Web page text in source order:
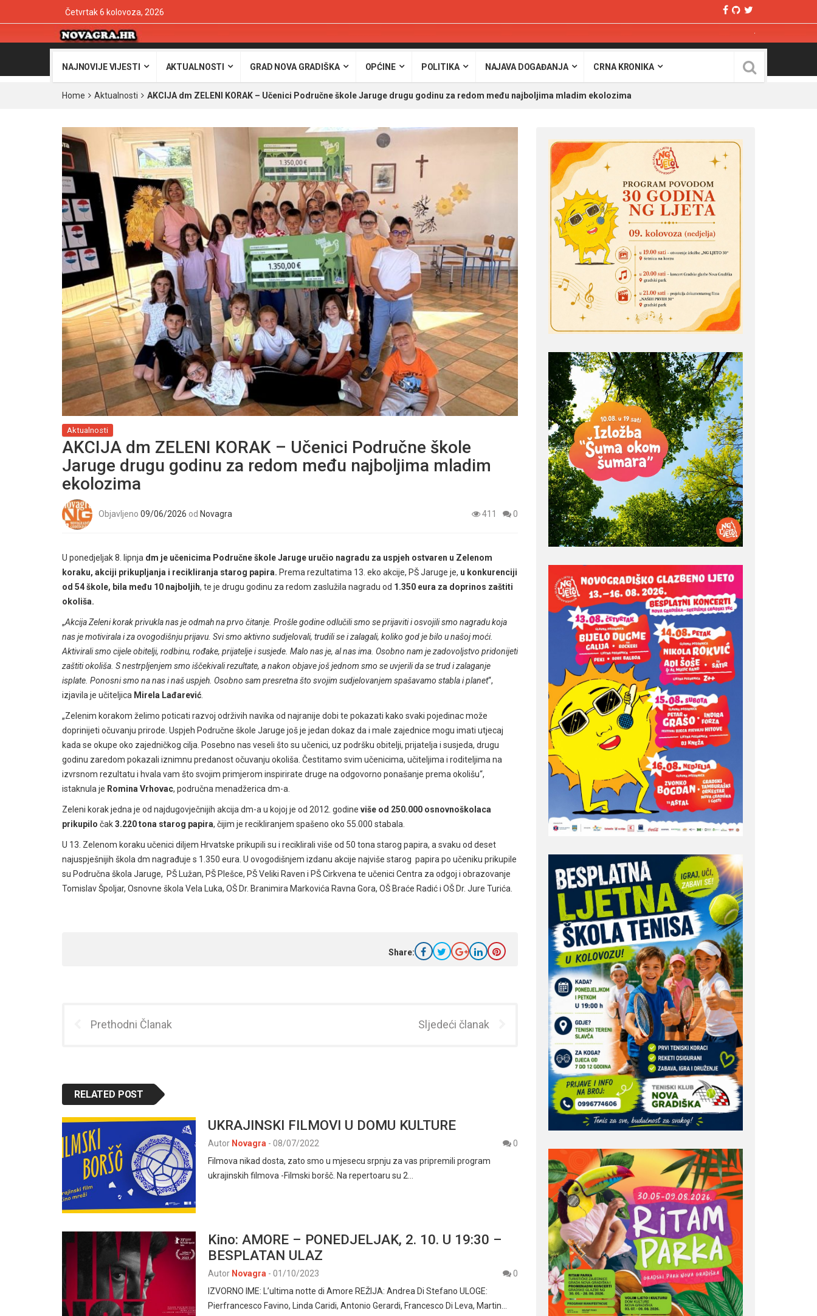
Četvrtak 6 kolovoza, 2026
NAJNOVIJE VIJESTI AKTUALNOSTI GRAD NOVA GRADIŠKA OPĆINE POLITIKA NAJAVA DOGAĐANJA CRNA KRONIKA
Home Aktualnosti AKCIJA dm ZELENI KORAK – Učenici Područne škole Jaruge drugu godinu za redom među najboljima mladim ekolozima
Aktualnosti
AKCIJA dm ZELENI KORAK – Učenici Područne škole
Jaruge drugu godinu za redom među najboljima mladim
ekolozima
Objavljeno 09/06/2026 od Novagra 411 0
U ponedjeljak 8. lipnja dm je učenicima Područne škole Jaruge uručio nagradu za uspjeh ostvaren u Zelenom
koraku, akciji prikupljanja i recikliranja starog papira. Prema rezultatima 13. eko akcije, PŠ Jaruge je, u konkurenciji
od 54 škole, bila među 10 najboljih, te je drugu godinu za redom zaslužila nagradu od 1.350 eura za doprinos zaštiti
okoliša.
„Akcija Zeleni korak privukla nas je odmah na prvo čitanje. Prošle godine odlučili smo se prijaviti i osvojili smo nagradu koja
nas je motivirala i za ovogodišnju prijavu. Svi smo aktivno sudjelovali, trudili se i zalagali, koliko god je bilo u našoj moći.
Aktivirali smo cijele obitelji, rodbinu, rođake, prijatelje i susjede. Malo nas je, al nas ima. Osobno nam je zadovoljstvo pridonijeti
zaštiti okoliša. S nestrpljenjem smo iščekivali rezultate, a nakon objave još jednom smo se uvjerili da se trud i zalaganje
isplate. Ponosni smo na nas i naš uspjeh. Osobno sam presretna što svojim sudjelovanjem spašavamo stabla i planet“,
izjavila je učiteljica Mirela Lađarević
„Zelenim korakom želimo poticati razvoj održivih navika od najranije dobi te pokazati kako svaki pojedinac može
doprinijeti očuvanju prirode. Uspjeh Područne škole Jaruge još je jedan dokaz da i male zajednice mogu imati utjecaj
kada se okupe oko zajedničkog cilja. Posebno nas veseli što su učenici, uz podršku obitelji, prijatelja i susjeda, drugu
godinu zaredom pokazali iznimnu predanost očuvanju okoliša. Čestitamo svim učenicima, učiteljima i roditeljima na
izvrsnom rezultatu i hvala vam što svojim primjerom inspirirate druge na odgovorno ponašanje prema okolišu“,
istaknula je Romina Vrhovac, područna menadžerica dm-a.
Zeleni korak jedna je od najdugovječnijih akcija dm-a u kojoj je od 2012. godine više od 250.000 osnovnoškolaca
prikupilo čak3.220 tona starog papira, čijim je recikliranjem spašeno oko 55.000 stabala.
U 13. Zelenom koraku učenici diljem Hrvatske prikupili su i reciklirali više od 50 tona starog papira, a svaku od deset
najuspješnijih škola dm nagrađuje s 1.350 eura. U ovogodišnjem izdanu akcije najviše starog papira po učeniku prikupile
su Područna škola Jaruge, PŠ Lužan, PŠ Plešce, PŠ Veliki Raven i PŠ Cirkvena te učenici Centra za odgoj i obrazovanje
Tomislav Špoljar, Osnovne škola Vela Luka, OŠ Dr. Branimira Markovića Ravna Gora, OŠ Braće Radić i OŠ Dr. Jure Turića.
Share:
Prethodni Članak Sljedeći članak
RELATED POST
UKRAJINSKI FILMOVI U DOMU KULTURE
Autor Novagra - 08/07/2022
0
Filmova nikad dosta, zato smo u mjesecu srpnju za vas pripremili program
ukrajinskih filmova -Filmski boršč. Na repertoaru su 2…
Kino: AMORE – PONEDJELJAK, 2. 10. U 19:30 –
BESPLATAN ULAZ
Autor Novagra - 01/10/2023
0
IZVORNO IME: L’ultima notte di Amore REŽIJA: Andrea Di Stefano ULOGE:
Pierfrancesco Favino, Linda Caridi, Antonio Gerardi, Francesco Di Leva, Martin…